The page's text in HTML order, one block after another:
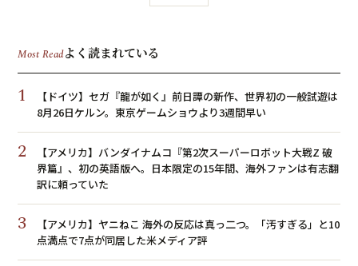
Most Readよく読まれている
1
【ドイツ】セガ『龍が如く』前日譚の新作、世界初の一般試遊は
8月26日ケルン。東京ゲームショウより3週間早い
2
【アメリカ】バンダイナムコ『第2次スーパーロボット大戦Z 破
界篇』、初の英語版へ。日本限定の15年間、海外ファンは有志翻
訳に頼っていた
3
【アメリカ】ヤニねこ 海外の反応は真っ二つ。「汚すぎる」と10
点満点で7点が同居した米メディア評